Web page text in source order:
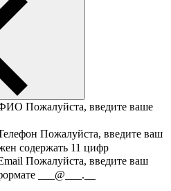
Пожалуйста, введите ваше
Пожалуйста, введите ваш
содержать 11 цифр
Пожалуйста, введите ваш
___@___.__